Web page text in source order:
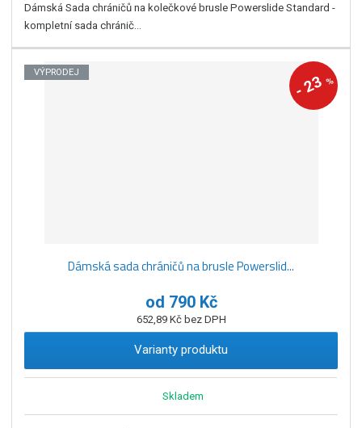
Dámská Sada chráničů na kolečkové brusle Powerslide Standard -
kompletní sada chránič...
-
23%
VÝPRODEJ
Dámská sada chráničů na brusle Powerslid...
od 790 Kč
652,89 Kč bez DPH
Varianty produktu
Skladem